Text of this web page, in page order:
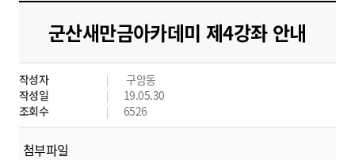
도
시
군
산
군산새만금아카데미 제4강좌 안내
작성자
구암동
작성일
19.05.30
조회수
6526
첨부파일